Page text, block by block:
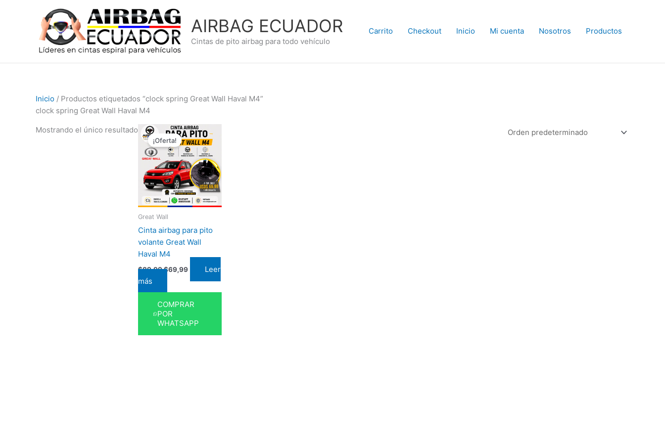
AIRBAG ECUADOR
Cintas de pito airbag para todo vehículo
Carrito Checkout Inicio Mi cuenta Nosotros Productos
Inicio / Productos etiquetados “clock spring Great Wall Haval M4”
clock spring Great Wall Haval M4
Mostrando el único resultado
¡Oferta!
Great Wall
Cinta airbag para pito
volante Great Wall
Haval M4
$89,99
precio
original
era:
$89,99.
$69,99
El
precio
actual
es:
$69,99.
Leer
más
COMPRAR
POR
WHATSAPP